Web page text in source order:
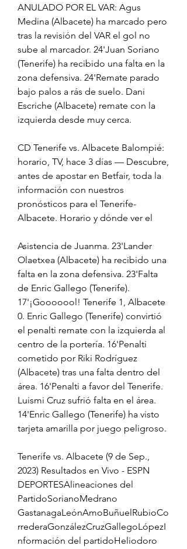
ANULADO POR EL VAR: Agus
Medina (Albacete) ha marcado pero
tras la revisión del VAR el gol no
sube al marcador. 24'Juan Soriano
(Tenerife) ha recibido una falta en la
zona defensiva. 24'Remate parado
bajo palos a rás de suelo. Dani
Escriche (Albacete) remate con la
izquierda desde muy cerca.
CD Tenerife vs. Albacete Balompié:
horario, TV, hace 3 días — Descubre,
antes de apostar en Betfair, toda la
información con nuestros
pronósticos para el Tenerife-
Albacete. Horario y dónde ver el
Asistencia de Juanma. 23'Lander
Olaetxea (Albacete) ha recibido una
falta en la zona defensiva. 23'Falta
de Enric Gallego (Tenerife).
17'¡Gooooool! Tenerife 1, Albacete
0. Enric Gallego (Tenerife) convirtió
el penalti remate con la izquierda al
centro de la portería. 16'Penalti
cometido por Riki Rodríguez
(Albacete) tras una falta dentro del
área. 16'Penalti a favor del Tenerife.
Luismi Cruz sufrió falta en el área.
14'Enric Gallego (Tenerife) ha visto
tarjeta amarilla por juego peligroso.
Tenerife vs. Albacete (9 de Sep.,
2023) Resultados en Vivo - ESPN
DEPORTESAlineaciones del
PartidoSorianoMedrano
GastanagaLeónAmoBuñuelRubioCo
rrederaGonzálezCruzGallegoLópezI
nformación del partidoHeliodoro